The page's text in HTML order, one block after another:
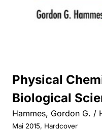
Physical
Biological
Hammes, Gordon G. /
Mai 2015, Hardcover